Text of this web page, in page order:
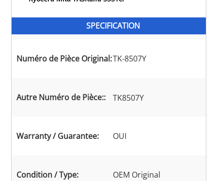
SPECIFICATION
Numéro de Pièce Original:TK-8507Y
Autre Numéro de Pièce:: TK8507Y
Warranty / Guarantee: OUI
Condition / Type: OEM Original